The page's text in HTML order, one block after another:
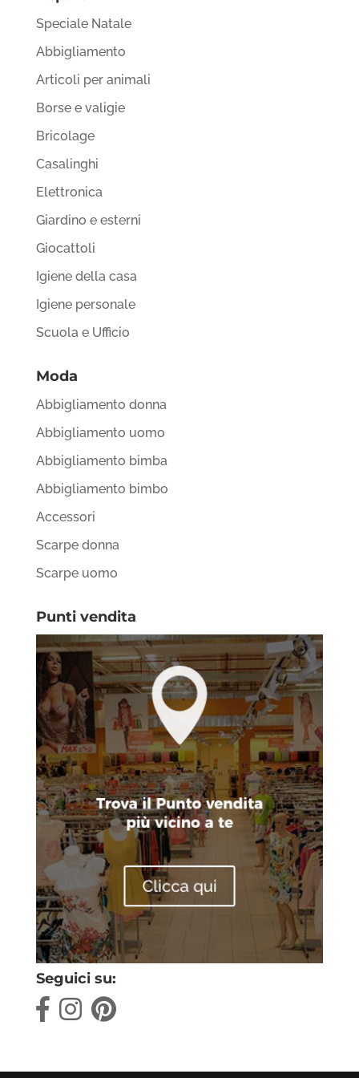
Speciale Natale
Abbigliamento
Articoli per animali
Borse e valigie
Bricolage
Casalinghi
Elettronica
Giardino e esterni
Giocattoli
Igiene della casa
Igiene personale
Scuola e Ufficio
Moda
Abbigliamento donna
Abbigliamento uomo
Abbigliamento bimba
Abbigliamento bimbo
Accessori
Scarpe donna
Scarpe uomo
Punti vendita
Seguici su: